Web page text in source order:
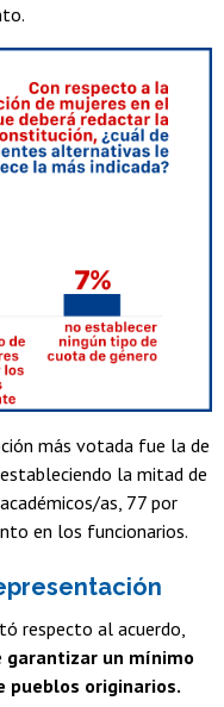
más votada fue la de
la mitad de
as, 77 por
en los funcionarios.
respecto al acuerdo,
garantizar un mínimo
pueblos originarios.